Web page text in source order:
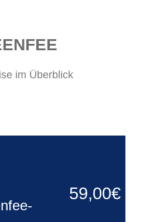
im Überblick
59,00€